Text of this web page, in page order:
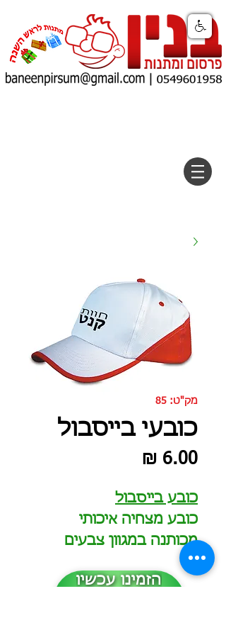
מק"ט: 85
כובעי בייסבול
כובע בייסבול
כובע מצחיה איכותי
מכותנה במגוון צבעים
הזמינו עכשיו